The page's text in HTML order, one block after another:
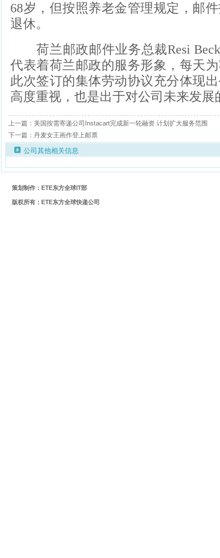
68岁，但按照养老金管理规定，邮
退休。
荷兰邮政邮件业务总裁Resi
代表着荷兰邮政的服务形象，每天
此次签订的集体劳动协议充分体现
高度重视，也是出于对公司未来发展
上一篇：美国按需寄递公司Instacart完成新一轮融资 计划扩大服务范围
下一篇：丹麦女王画作登上邮票
公司其他相关信息
策划制作：ETE东方全球IT部
版权所有：ETE东方全球快递公司